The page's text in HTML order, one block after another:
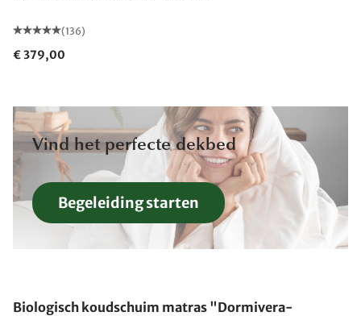
(136)
€ 379,00
Vind het perfecte dekbed
Begeleiding starten
Biologisch koudschuim matras "Dormivera-